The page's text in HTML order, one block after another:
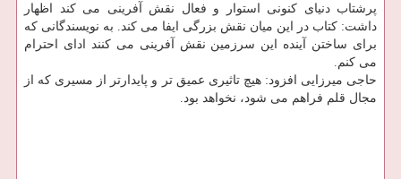
پرشتاب دنیای کنونی استوار و فعال نقش آفرینی می کند اظهار
داشت: کتاب در این میان نقش بزرگی ایفا می کند. به نویسندگانی که
برای ساختن آینده این سرزمین نقش آفرینی می کنند ادای احترام
می کنم.
حاجی میرزایی افزود: هیچ تاثیری عمیق تر و پایدارتر از مسیری که از
مجال قلم فراهم می شود، نخواهد بود.